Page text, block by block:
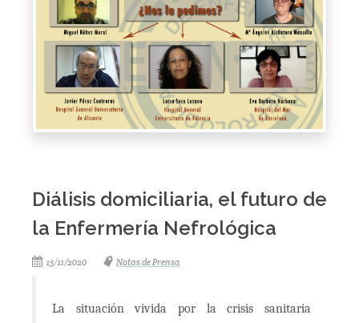
Diálisis domiciliaria, el futuro de
la Enfermería Nefrológica
15/11/2020 Notas de Prensa
La situación vivida por la crisis sanitaria